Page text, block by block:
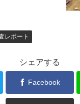
レポート
シェアする
Facebook